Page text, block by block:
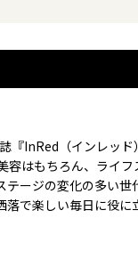
『InRed（インレッ
容はもちろん、ライ
ージの変化の多い世
落で楽しい毎日に役に